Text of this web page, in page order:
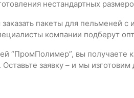
нестандартных
пакеты для пельменей с
компании подберут
“ПромПолимер”, вы получаете
заявку – и мы